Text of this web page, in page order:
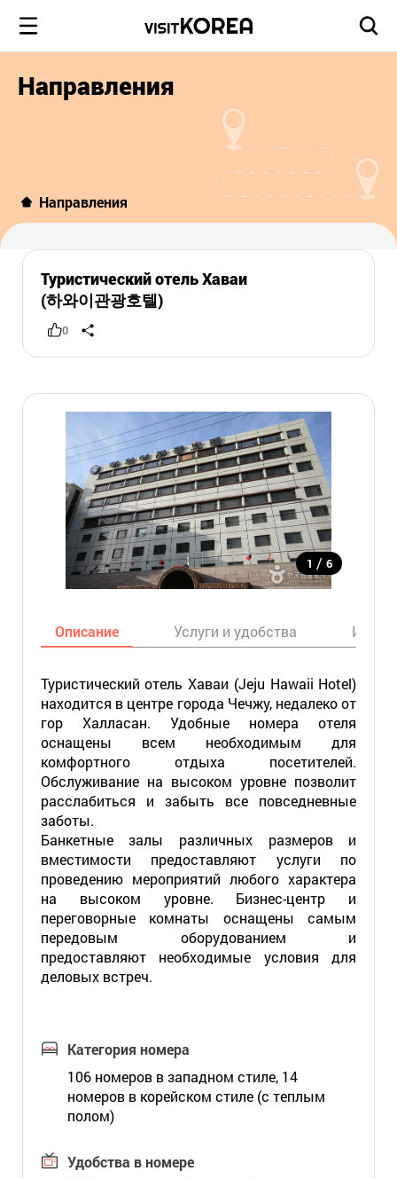
Направления
Направления
Туристический отель Хаваи
(하와이관광호텔)
0
1 / 6
Описание Услуги и удобства
Туристический отель Хаваи (Jeju Hawaii Hotel)
находится в центре города Чечжу, недалеко от
гор Халласан. Удобные номера отеля
оснащены всем необходимым для
комфортного отдыха посетителей.
Обслуживание на высоком уровне позволит
расслабиться и забыть все повседневные
заботы.
Банкетные залы различных размеров и
вместимости предоставляют услуги по
проведению мероприятий любого характера
на высоком уровне. Бизнес-центр и
переговорные комнаты оснащены самым
передовым оборудованием и
предоставляют необходимые условия для
деловых встреч.
Категория номера
106 номеров в западном стиле, 14
номеров в корейском стиле (с теплым
полом)
Удобства в номере